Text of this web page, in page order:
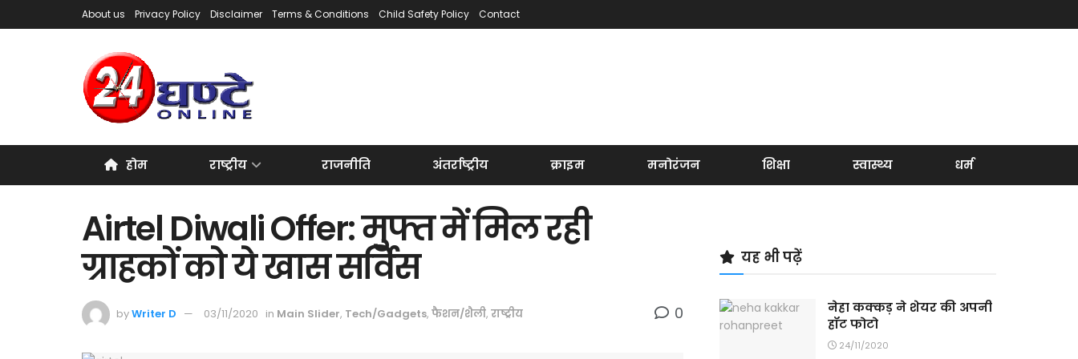
About us Privacy Policy Disclaimer Terms & Conditions Child Safety Policy Contact
होम राष्ट्रीय राजनीति अंतर्राष्ट्रीय क्राइम मनोरंजन शिक्षा स्वास्थ्य धर्म
Airtel Diwali Offer: मुफ्त में मिल रही
ग्राहकों को ये खास सर्विस
byWriter D 03/11/2020 in Main Slider, Tech/Gadgets, फैशन/शैली, राष्ट्रीय 0
यह भी पढ़ें
नेहा कक्कड़ ने शेयर की अपनी
हॉट फोटो
24/11/2020